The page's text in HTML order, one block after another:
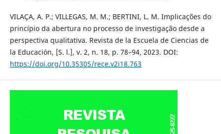
VILAÇA, A. P.; VILLEGAS, M. M.; BERTINI, L. M. Implicações do
princípio da abertura no processo de investigação desde a
perspectiva qualitativa. Revista de la Escuela de Ciencias de
la Educación, [S. l.], v. 2, n. 18, p. 78–94, 2023. DOI:
https://doi.org/10.35305/rece.v2i18.763